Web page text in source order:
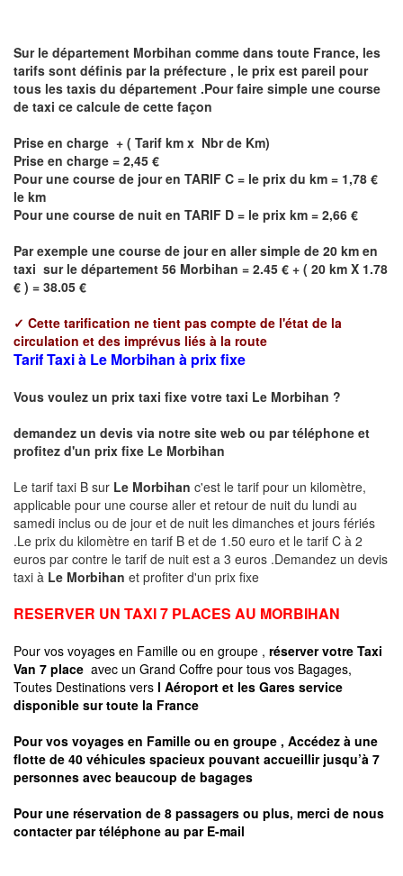
Sur le département Morbihan comme dans toute France, les
tarifs sont définis par la préfecture , le prix est pareil pour
tous les taxis du département .Pour faire simple une course
de taxi ce calcule de cette façon
Prise en charge + ( Tarif km x Nbr de Km)
Prise en charge = 2,45 €
Pour une course de jour en TARIF C = le prix du km = 1,78 €
le km
Pour une course de nuit en TARIF D = le prix km = 2,66 €
Par exemple une course de jour en aller simple de 20 km en
taxi sur le département 56 Morbihan = 2.45 € + ( 20 km X 1.78
€ ) = 38.05 €
✓ Cette tarification ne tient pas compte de l'état de la
circulation et des imprévus liés à la route
Tarif Taxi à Le Morbihan à prix fixe
Vous voulez un prix taxi fixe votre taxi Le Morbihan ?
demandez un devis via notre site web ou par téléphone et
profitez d'un prix fixe Le Morbihan
Le tarif taxi B sur Le Morbihan c'est le tarif pour un kilomètre,
applicable pour une course aller et retour de nuit du lundi au
samedi inclus ou de jour et de nuit les dimanches et jours fériés
.Le prix du kilomètre en tarif B et de 1.50 euro et le tarif C à 2
euros par contre le tarif de nuit est a 3 euros .Demandez un devis
taxi à Le Morbihan et profiter d'un prix fixe
RESERVER UN TAXI 7 PLACES AU MORBIHAN
Pour vos voyages en Famille ou en groupe , réserver votre Taxi
Van 7 place avec un Grand Coffre pour tous vos Bagages,
Toutes Destinations vers l Aéroport et les Gares service
disponible sur toute la France
Pour vos voyages en Famille ou en groupe , Accédez à une
flotte de 40 véhicules spacieux pouvant accueillir jusqu’à 7
personnes avec beaucoup de bagages
Pour une réservation de 8 passagers ou plus, merci de nous
contacter par téléphone au par E-mail